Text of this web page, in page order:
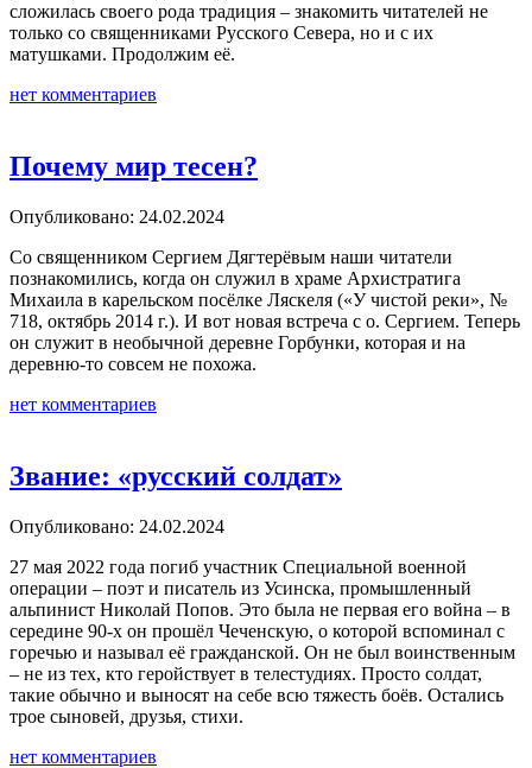
сложилась своего рода традиция – знакомить читателей не
только со священниками Русского Севера, но и с их
матушками. Продолжим её.
нет комментариев
Почему мир тесен?
Опубликовано: 24.02.2024
Со священником Сергием Дягтерёвым наши читатели
познакомились, когда он служил в храме Архистратига
Михаила в карельском посёлке Ляскеля («У чистой реки», №
718, октябрь 2014 г.). И вот новая встреча с о. Сергием. Теперь
он служит в необычной деревне Горбунки, которая и на
деревню-то совсем не похожа.
нет комментариев
Звание: «русский солдат»
Опубликовано: 24.02.2024
27 мая 2022 года погиб участник Специальной военной
операции – поэт и писатель из Усинска, промышленный
альпинист Николай Попов. Это была не первая его война – в
середине 90-х он прошёл Чеченскую, о которой вспоминал с
горечью и называл её гражданской. Он не был воинственным
– не из тех, кто геройствует в телестудиях. Просто солдат,
такие обычно и выносят на себе всю тяжесть боёв. Остались
трое сыновей, друзья, стихи.
нет комментариев